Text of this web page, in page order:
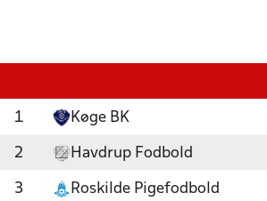
1 Køge BK
2 Havdrup Fodbold
3 Roskilde Pigefodbold